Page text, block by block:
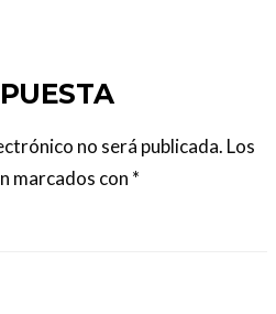
no será publicada. Los
marcados con *